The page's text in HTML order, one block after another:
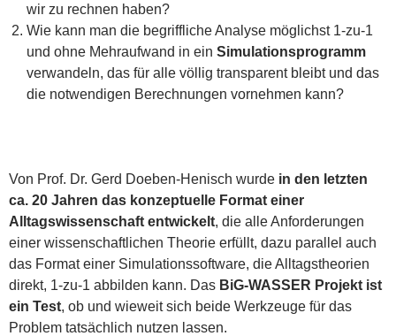
wir zu rechnen haben?
Wie kann man die begriffliche Analyse möglichst 1-zu-1
und ohne Mehraufwand in ein Simulationsprogramm
verwandeln, das für alle völlig transparent bleibt und das
die notwendigen Berechnungen vornehmen kann?
Von Prof. Dr. Gerd Doeben-Henisch wurde in den letzten
ca. 20 Jahren das konzeptuelle Format einer
Alltagswissenschaft entwickelt, die alle Anforderungen
einer wissenschaftlichen Theorie erfüllt, dazu parallel auch
das Format einer Simulationssoftware, die Alltagstheorien
direkt, 1-zu-1 abbilden kann. Das BiG-WASSER Projekt ist
ein Test, ob und wieweit sich beide Werkzeuge für das
Problem tatsächlich nutzen lassen.